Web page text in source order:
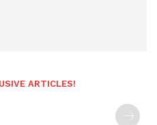
ARTICLES!